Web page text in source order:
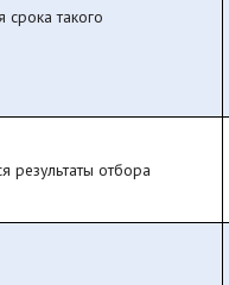
срока такого
результаты отбора